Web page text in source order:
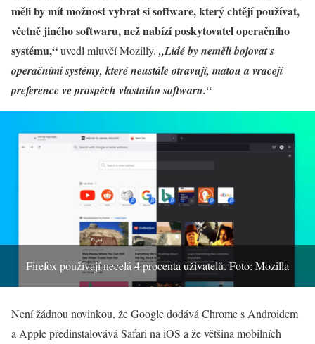
měli by mít možnost vybrat si software, který chtějí používat,
včetně jiného softwaru, než nabízí poskytovatel operačního
systému,“uvedl mluvčí Mozilly. „Lidé by neměli bojovat s
operačními systémy, které neustále otravují, matou a vracejí
preference ve prospěch vlastního softwaru.“
Firefox používají necelá 4 procenta uživatelů. Foto: Mozilla
Není žádnou novinkou, že Google dodává Chrome s Androidem
a Apple předinstalovává Safari na iOS a že většina mobilních